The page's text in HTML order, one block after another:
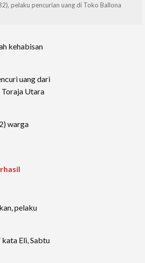
pelaku pencurian uang di Toko Ballona
kehabisan
uang dari
Toraja Utara
warga
pelaku
Eli, Sabtu